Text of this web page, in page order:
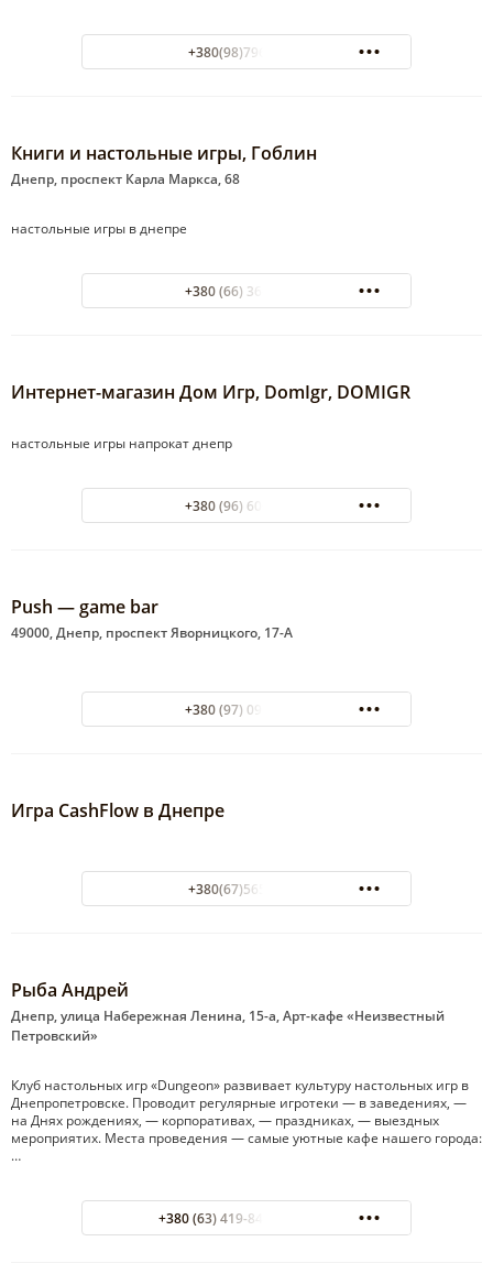
+380(98)796-89-90
Книги и настольные игры, Гоблин
Днепр, проспект Карла Маркса, 68
настольные игры в днепре
+380 (66) 366-17-05
Интернет-магазин Дом Игр, DomIgr, DOMIGR
настольные игры напрокат днепр
+380 (96) 606-08-28
Push — game bar
49000, Днепр, проспект Яворницкого, 17-А
+380 (97) 093-00-11
Игра CashFlow в Днепре
+380(67)565-57-60
Рыба Андрей
Днепр, улица Набережная Ленина, 15-а, Арт-кафе «Неизвестный
Петровский»
Клуб настольных игр «Dungeon» развивает культуру настольных игр в
Днепропетровске. Проводит регулярные игротеки — в заведениях, —
на Днях рождениях, — корпоративах, — праздниках, — выездных
мероприятих. Места проведения — самые уютные кафе нашего города:
…
+380 (63) 419-84-23 Кирилл